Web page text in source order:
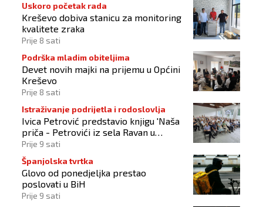
Uskoro početak rada
Kreševo dobiva stanicu za monitoring
kvalitete zraka
Prije 8 sati
Podrška mladim obiteljima
Devet novih majki na prijemu u Općini
Kreševo
Prije 8 sati
Istraživanje podrijetla i rodoslovlja
Ivica Petrović predstavio knjigu 'Naša
priča - Petrovići iz sela Ravan u
Busovači'
Prije 9 sati
Španjolska tvrtka
Glovo od ponedjeljka prestao
poslovati u BiH
Prije 9 sati